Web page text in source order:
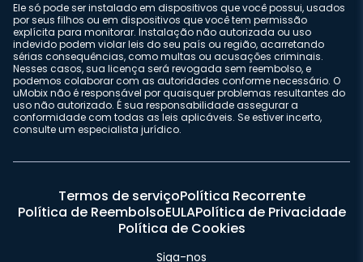
Ele só pode ser instalado em dispositivos que você possui, usados
por seus filhos ou em dispositivos que você tem permissão
explícita para monitorar. Instalação não autorizada ou uso
indevido podem violar leis do seu país ou região, acarretando
sérias consequências, como multas ou acusações criminais.
Nesses casos, sua licença será revogada sem reembolso, e
podemos colaborar com as autoridades conforme necessário. O
uMobix não é responsável por quaisquer problemas resultantes do
uso não autorizado. É sua responsabilidade assegurar a
conformidade com todas as leis aplicáveis. Se estiver incerto,
consulte um especialista jurídico.
Termos de serviçoPolítica Recorrente
Política de ReembolsoEULAPolítica de Privacidade
Política de Cookies
Siga-nos